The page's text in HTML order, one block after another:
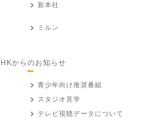
新本社
ミルン
からのお知らせ
青少年向け推奨番組
スタジオ見学
テレビ視聴データについて